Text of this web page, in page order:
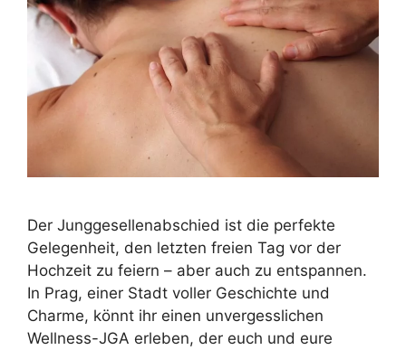
Der Junggesellenabschied ist die perfekte
Gelegenheit, den letzten freien Tag vor der
Hochzeit zu feiern – aber auch zu entspannen.
In Prag, einer Stadt voller Geschichte und
Charme, könnt ihr einen unvergesslichen
Wellness-JGA erleben, der euch und eure